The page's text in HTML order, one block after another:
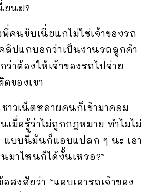
ยนะ!?
พี่คนขับเนี่ยแกไม่ใช่เจ้าของรถ
ลิปแกบอกว่าเป็นงานรถลูกค้า
าต้องให้เจ้าของรถไปจ่าย
ดของเขา
าวเน็ตหลายคนก็เข้ามาคอม
เมื่อรู้ว่าไม่ถูกกฎหมาย ทำไมไม่
แบบนี้มันก็แอบแปลก ๆ นะ เอา
มาไหนก็ได้งั้นเหรอ?”
สงสัยว่า “แอบเอารถเจ้าของ